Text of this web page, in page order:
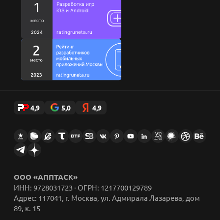
Цитаты сотрудников
Исследования
Стикеры AppFox в Telegram
4,9 5,0 4,9
ООО «АППТАСК»
ИНН: 9728031723 · ОГРН: 1217700129789
Адрес: 117041, г. Москва, ул. Адмирала Лазарева, дом
89, к. 15